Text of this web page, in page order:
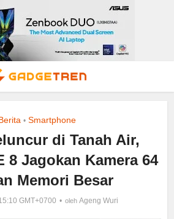
• Smartphone
di Tanah Air,
8 Jagokan Kamera 64
Memori Besar
GMT+0700 oleh Ageng Wuri